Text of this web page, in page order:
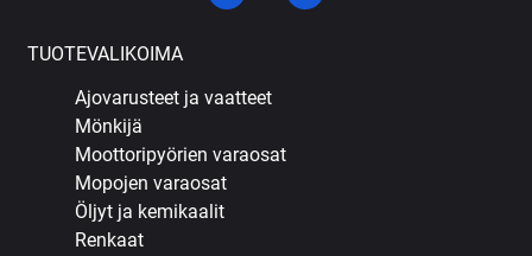
TUOTEVALIKOIMA
Ajovarusteet ja vaatteet
Mönkijä
Moottoripyörien varaosat
Mopojen varaosat
Öljyt ja kemikaalit
Renkaat